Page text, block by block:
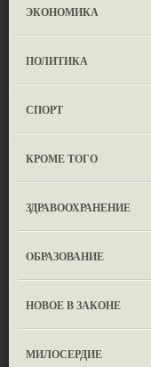
ЭКОНОМИКА
ПОЛИТИКА
СПОРТ
КРОМЕ ТОГО
ЗДРАВООХРАНЕНИЕ
OБРАЗОВАНИЕ
НОВОЕ В ЗАКОНЕ
МИЛОСЕРДИЕ